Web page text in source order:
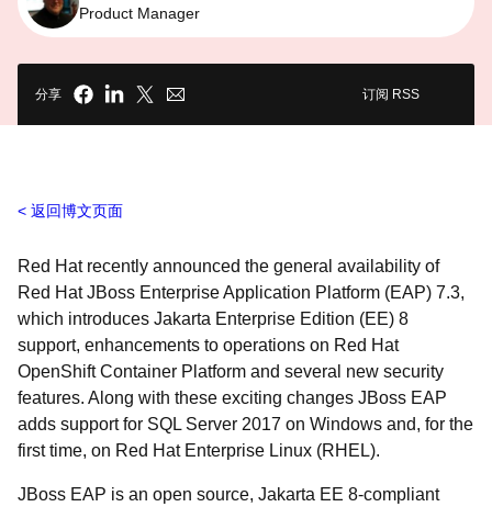
Product Manager
分享 订阅 RSS
返回博文页面
Red Hat recently announced the general availability of
Red Hat JBoss Enterprise Application Platform (EAP) 7.3,
which introduces Jakarta Enterprise Edition (EE) 8
support, enhancements to operations on Red Hat
OpenShift Container Platform and several new security
features. Along with these exciting changes JBoss EAP
adds support for SQL Server 2017 on Windows and, for the
first time, on Red Hat Enterprise Linux (RHEL).
JBoss EAP is an open source, Jakarta EE 8-compliant